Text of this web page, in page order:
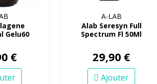
Gelu60
€
A-LAB
Alab Seresyn Full
Spectrum Fl 50Ml
29,90 €
Ajouter